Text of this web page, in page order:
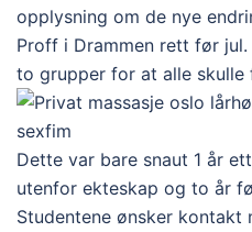
opplysning om de nye
Proff i Drammen rett før
to grupper for at alle skulle
Dette var bare snaut 1 år
utenfor ekteskap og to år
Studentene ønsker kontakt